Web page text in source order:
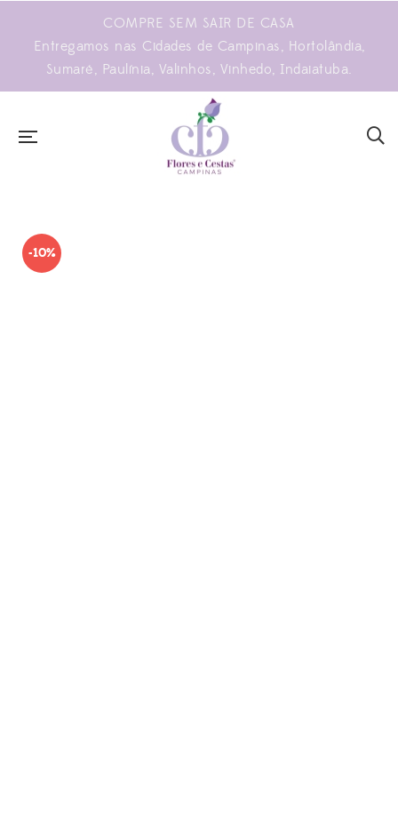
COMPRE SEM SAIR DE CASA
Entregamos nas Cidades de Campinas, Hortolândia,
Sumaré, Paulínia, Valinhos, Vinhedo, Indaiatuba.
-10%